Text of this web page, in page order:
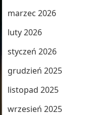
marzec 2026
luty 2026
styczeń 2026
grudzień 2025
listopad 2025
wrzesień 2025